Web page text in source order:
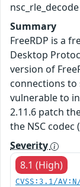
nsc_rle_decode
Summary
FreeRDP is a
Desktop
version of
connections to
vulnerable to
2.11.6 patch
the NSC codec
Severity
8.1 (High)
CVSS:3.1/